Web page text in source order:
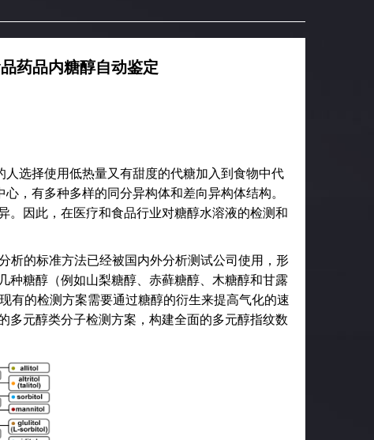
药品内糖醇自动鉴定
选择使用低热量又有甜度的代糖加入到食物中代
，有多种多样的同分异构体和差向异构体结构。
。因此，在医疗和食品行业对糖醇水溶液的检测和
析的标准方法已经被国内外分析测试公司使用，形
种糖醇（例如山梨糖醇、赤藓糖醇、木糖醇和甘露
有的检测方案需要通过糖醇的衍生来提高气化的速
多元醇类分子检测方案，构建全面的多元醇指纹数